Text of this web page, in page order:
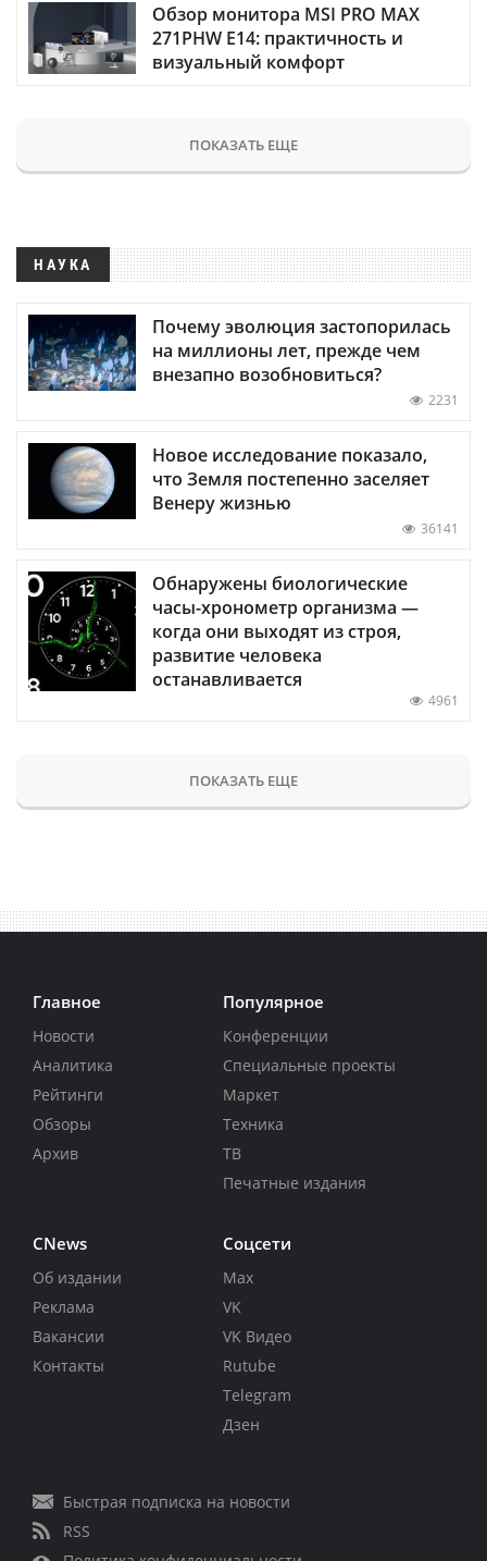
Обзор монитора MSI PRO MAX
271PHW E14: практичность и
визуальный комфорт
ПОКАЗАТЬ ЕЩЕ
НАУКА
Почему эволюция застопорилась
на миллионы лет, прежде чем
внезапно возобновиться?
2231
Новое исследование показало,
что Земля постепенно заселяет
Венеру жизнью
36141
Обнаружены биологические
часы-хронометр организма —
когда они выходят из строя,
развитие человека
останавливается
4961
ПОКАЗАТЬ ЕЩЕ
Главное
Новости
Аналитика
Рейтинги
Обзоры
Архив
Популярное
Конференции
Специальные проекты
Маркет
Техника
ТВ
Печатные издания
CNews
Об издании
Реклама
Вакансии
Контакты
Соцсети
Max
VK
VK Видео
Rutube
Telegram
Дзен
Быстрая подписка на новости
RSS